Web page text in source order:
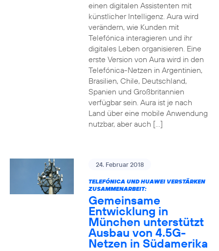
einen digitalen Assistenten mit
künstlicher Intelligenz. Aura wird
verändern, wie Kunden mit
Telefónica interagieren und ihr
digitales Leben organisieren. Eine
erste Version von Aura wird in den
Telefónica-Netzen in Argentinien,
Brasilien, Chile, Deutschland,
Spanien und Großbritannien
verfügbar sein. Aura ist je nach
Land über eine mobile Anwendung
nutzbar, aber auch […]
24. Februar 2018
TELEFÓNICA UND HUAWEI VERSTÄRKEN
ZUSAMMENARBEIT:
Gemeinsame
Entwicklung in
München unterstützt
Ausbau von 4.5G-
Netzen in Südamerika